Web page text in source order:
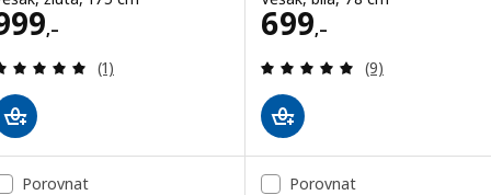
,– 999,–
Recenze: 5 z 5 hvězdy. Celkem recenzí:
(1)
699,–
Cena 699,–
Recenze: 4.9 z
(9)
Porovnat Porovnat